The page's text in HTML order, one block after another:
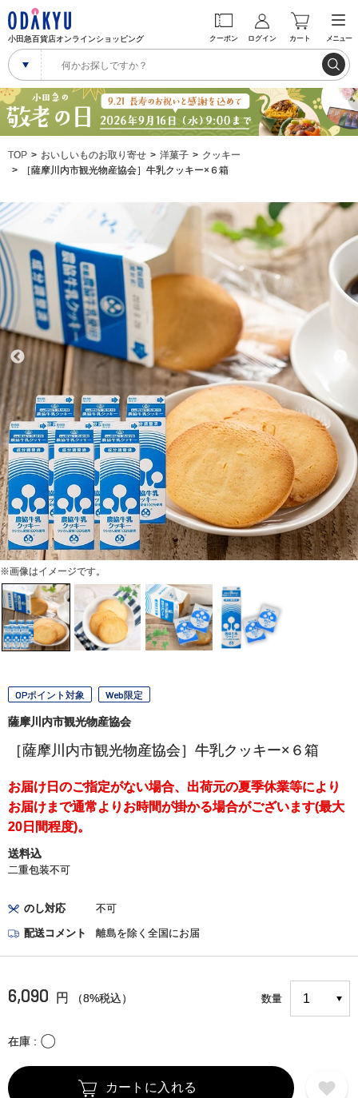
小田急百貨店オンラインショッピング クーポン ログイン カート メニュー
TOP おいしいものお取り寄せ 洋菓子
クッキー
［薩摩川内市観光物産協会］牛乳クッキー×６箱
※画像はイメージです。
OPポイント対象 Web限定
薩摩川内市観光物産協会
［薩摩川内市観光物産協会］牛乳クッキー×６箱
お届け日のご指定がない場合、出荷元の夏季休業等により
お届けまで通常よりお時間が掛かる場合がございます(最大
20日間程度)。
送料込
二重包装不可
のし対応 不可
配送コメント 離島を除く全国にお届
6,090 円 （8%税込） 数量
在庫 〇
カートに入れる